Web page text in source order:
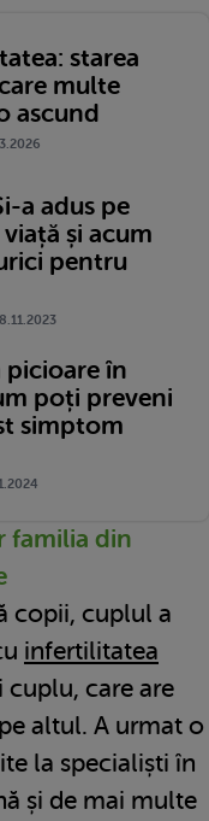
starea
multe
ascund
a adus pe
și acum
pentru
picioare în
poți preveni
simptom
familia din
copii, cuplul a
infertilitatea
cuplu, care are
altul. A urmat o
la specialiști în
și de mai multe